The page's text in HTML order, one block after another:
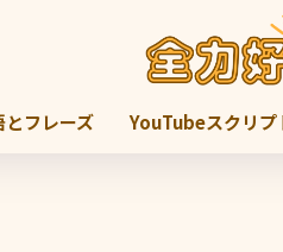
とフレーズ YouTubeスクリプ